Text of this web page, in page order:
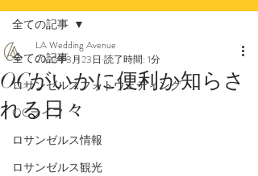
全ての記事
ロサンゼルスフォトウェディング
OCライフ
ロサンゼルス情報
ロサンゼルス観光
全ての記事
OCがいかに便利か知らさ
れる日々
LA Wedding Avenue
2022年3月23日 読了時間: 1分